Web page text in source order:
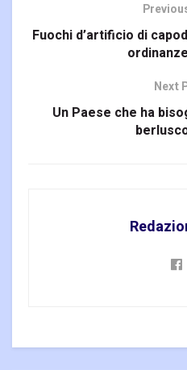
Fuochi d’artificio di
Next
Un Paese che ha